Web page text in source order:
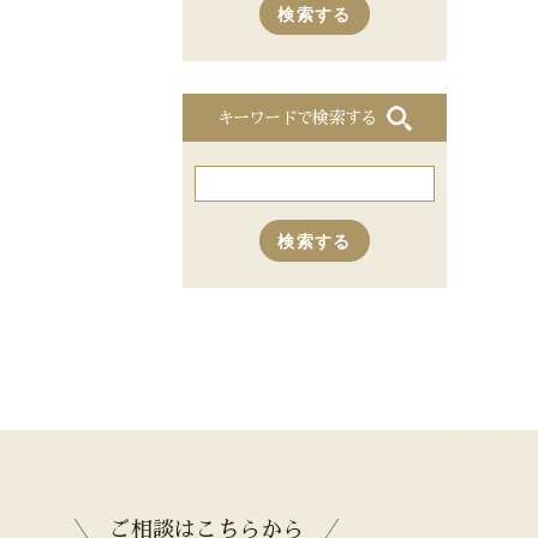
キーワードで検索する
ご相談はこちらから